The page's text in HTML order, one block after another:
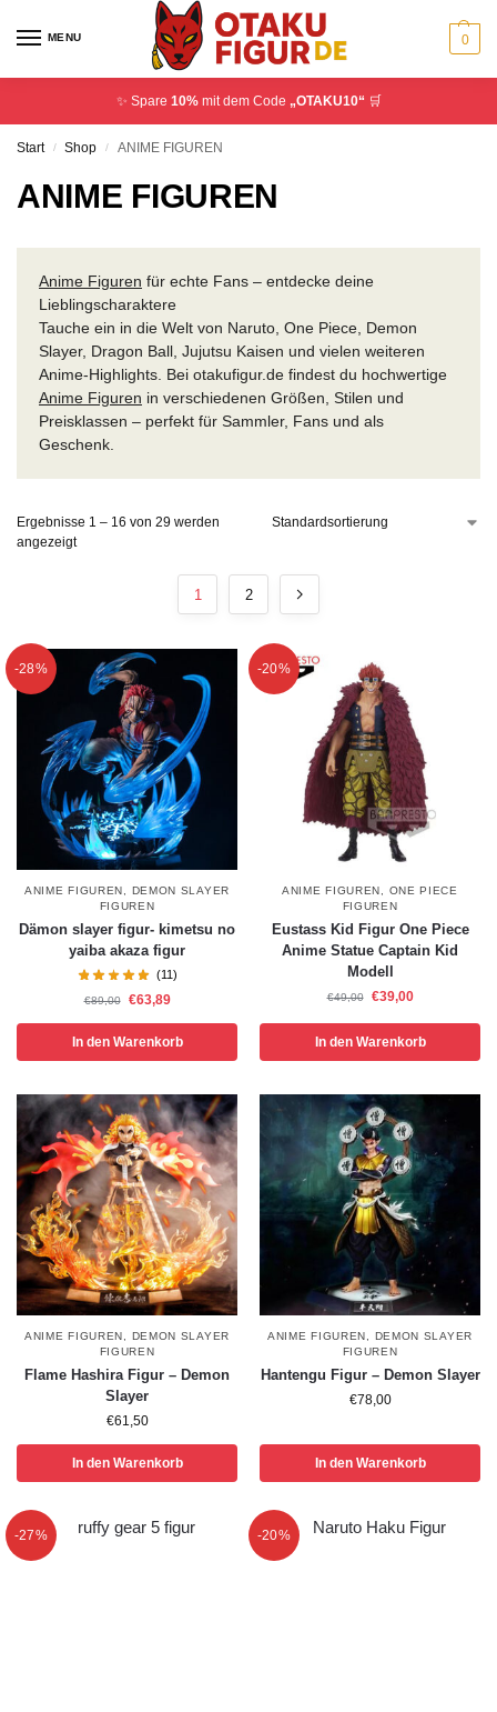
MENU 0
✨ Spare 10%mit dem Code „OTAKU10“ 🛒
Start / Shop / ANIME FIGUREN
ANIME FIGUREN
Anime Figuren für echte Fans – entdecke deine
Lieblingscharaktere
Tauche ein in die Welt von Naruto, One Piece, Demon
Slayer, Dragon Ball, Jujutsu Kaisen und vielen weiteren
Anime-Highlights. Bei otakufigur.de findest du hochwertige
Anime Figuren in verschiedenen Größen, Stilen und
Preisklassen – perfekt für Sammler, Fans und als
Geschenk.
Ergebnisse 1 – 16 von 29 werden
angezeigt
1 2
-28%
ANIME FIGUREN
DEMON SLAYER
FIGUREN
Dämon slayer figur- kimetsu no
yaiba akaza figur
(11)
€89,00 €63,89
In den Warenkorb
-20%
ANIME FIGUREN
ONE PIECE
FIGUREN
Eustass Kid Figur One Piece
Anime Statue Captain Kid
Modell
€49,00 €39,00
In den Warenkorb
ANIME FIGUREN
DEMON SLAYER
FIGUREN
Flame Hashira Figur – Demon
Slayer
€61,50
In den Warenkorb
ANIME FIGUREN
DEMON SLAYER
FIGUREN
Hantengu Figur – Demon Slayer
€78,00
In den Warenkorb
-27% -20%